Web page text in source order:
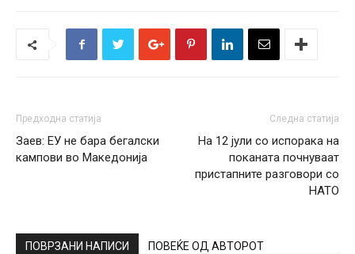
Предходна статија
Заев: ЕУ не бара бегалски
кампови во Македонија
Следна статија
На 12 јули со испорака на
поканата почнуваат
пристапните разговори со
НАТО
ПОВРЗАНИ НАПИСИ ПОВЕЌЕ ОД АВТОРОТ